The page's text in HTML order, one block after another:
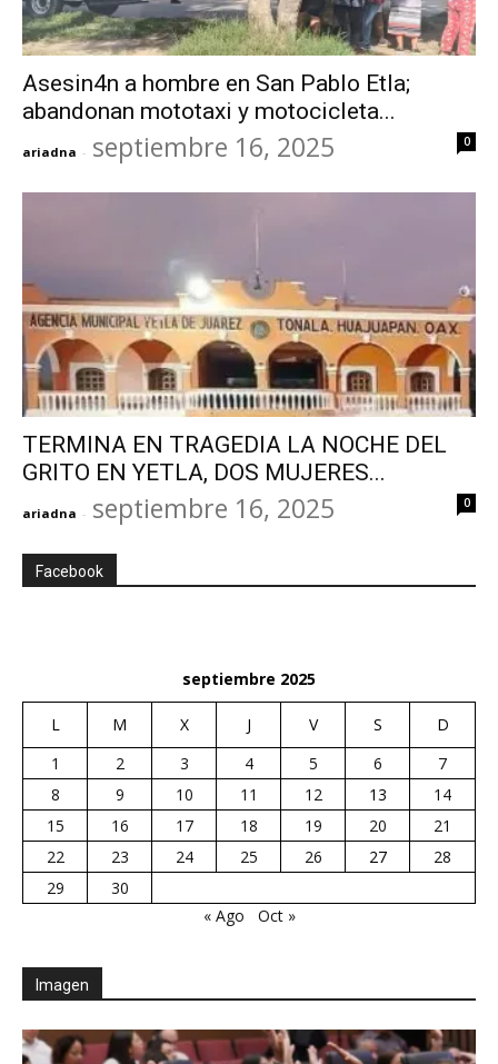
Asesin4n a hombre en San Pablo Etla;
abandonan mototaxi y motocicleta...
ariadna - septiembre 16, 2025 0
TERMINA EN TRAGEDIA LA NOCHE DEL
GRITO EN YETLA, DOS MUJERES...
ariadna - septiembre 16, 2025 0
Facebook
septiembre 2025
L M X J V S
D
1
2 3 4 5 6
7
8
9 10 11 12 13
14
15
16 17 18 19 20
21
22
23 24 25 26 27
28
29
30
« Ago
Oct »
Imagen